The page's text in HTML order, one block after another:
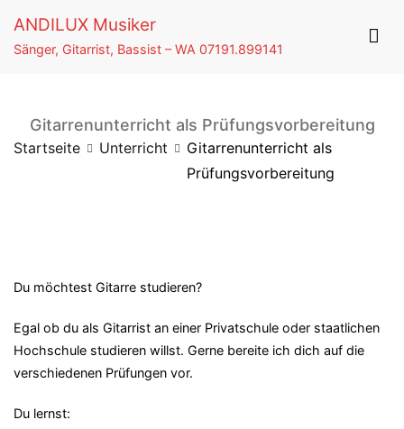
zum
Inhalt
ANDILUX Musiker
Sänger, Gitarrist, Bassist – WA 07191.899141
Gitarrenunterricht als Prüfungsvorbereitung
Startseite Unterricht
Gitarrenunterricht als
Prüfungsvorbereitung
Du möchtest Gitarre studieren?
Egal ob du als Gitarrist an einer Privatschule oder staatlichen
Hochschule studieren willst. Gerne bereite ich dich auf die
verschiedenen Prüfungen vor.
Du lernst: